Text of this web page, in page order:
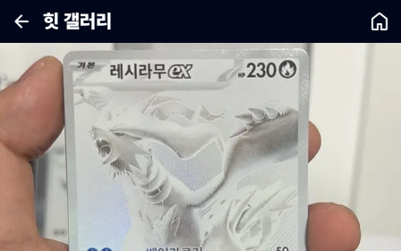
힛 갤러리